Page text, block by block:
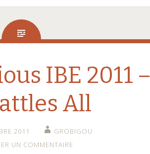
IBE 2011 –
All
2011
GROBIGOU
UN COMMENTAIRE